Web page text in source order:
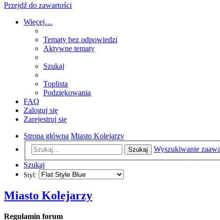
Przejdź do zawartości
Więcej…
Tematy bez odpowiedzi
Aktywne tematy
Szukaj
Toplista
Podziękowania
FAQ
Zaloguj się
Zarejestruj się
Strona główna Miasto Kolejarzy
Szukaj
Wyszukiwanie
Szukaj
Styl:
Miasto Kolejarzy
Regulamin forum